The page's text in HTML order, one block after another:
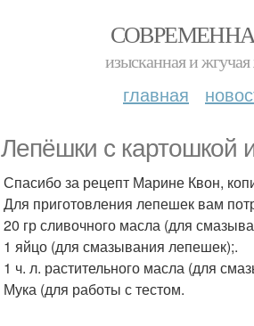
изысканная и
главная
Лепёшки с картошкой
Спасибо за рецепт Марине Квон,
Для приготовления лепешек вам
20 гр сливочного масла (для
1 яйцо (для смазывания лепешек);.
1 ч. л. растительного масла (для
Мука (для работы с тестом.